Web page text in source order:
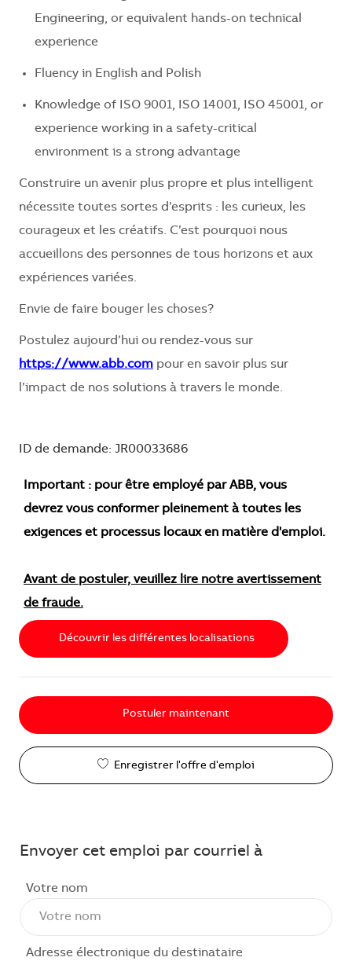
Engineering, or equivalent hands-on technical
experience
Fluency in English and Polish
Knowledge of ISO 9001, ISO 14001, ISO 45001, or
experience working in a safety-critical
environment is a strong advantage
Construire un avenir plus propre et plus intelligent
nécessite toutes sortes d’esprits : les curieux, les
courageux et les créatifs. C’est pourquoi nous
accueillons des personnes de tous horizons et aux
expériences variées.
Envie de faire bouger les choses?
Postulez aujourd’hui ou rendez-vous sur
https://www.abb.com pour en savoir plus sur
l’impact de nos solutions à travers le monde.
ID de demande: JR00033686
Important : pour être employé par ABB, vous
devrez vous conformer pleinement à toutes les
exigences et processus locaux en matière d'emploi.
Avant de postuler, veuillez lire notre avertissement
de fraude.
Découvrir les différentes localisations
Postuler maintenant
Enregistrer l'offre d'emploi
Envoyer cet emploi par courriel à
Votre nom
Adresse électronique du destinataire